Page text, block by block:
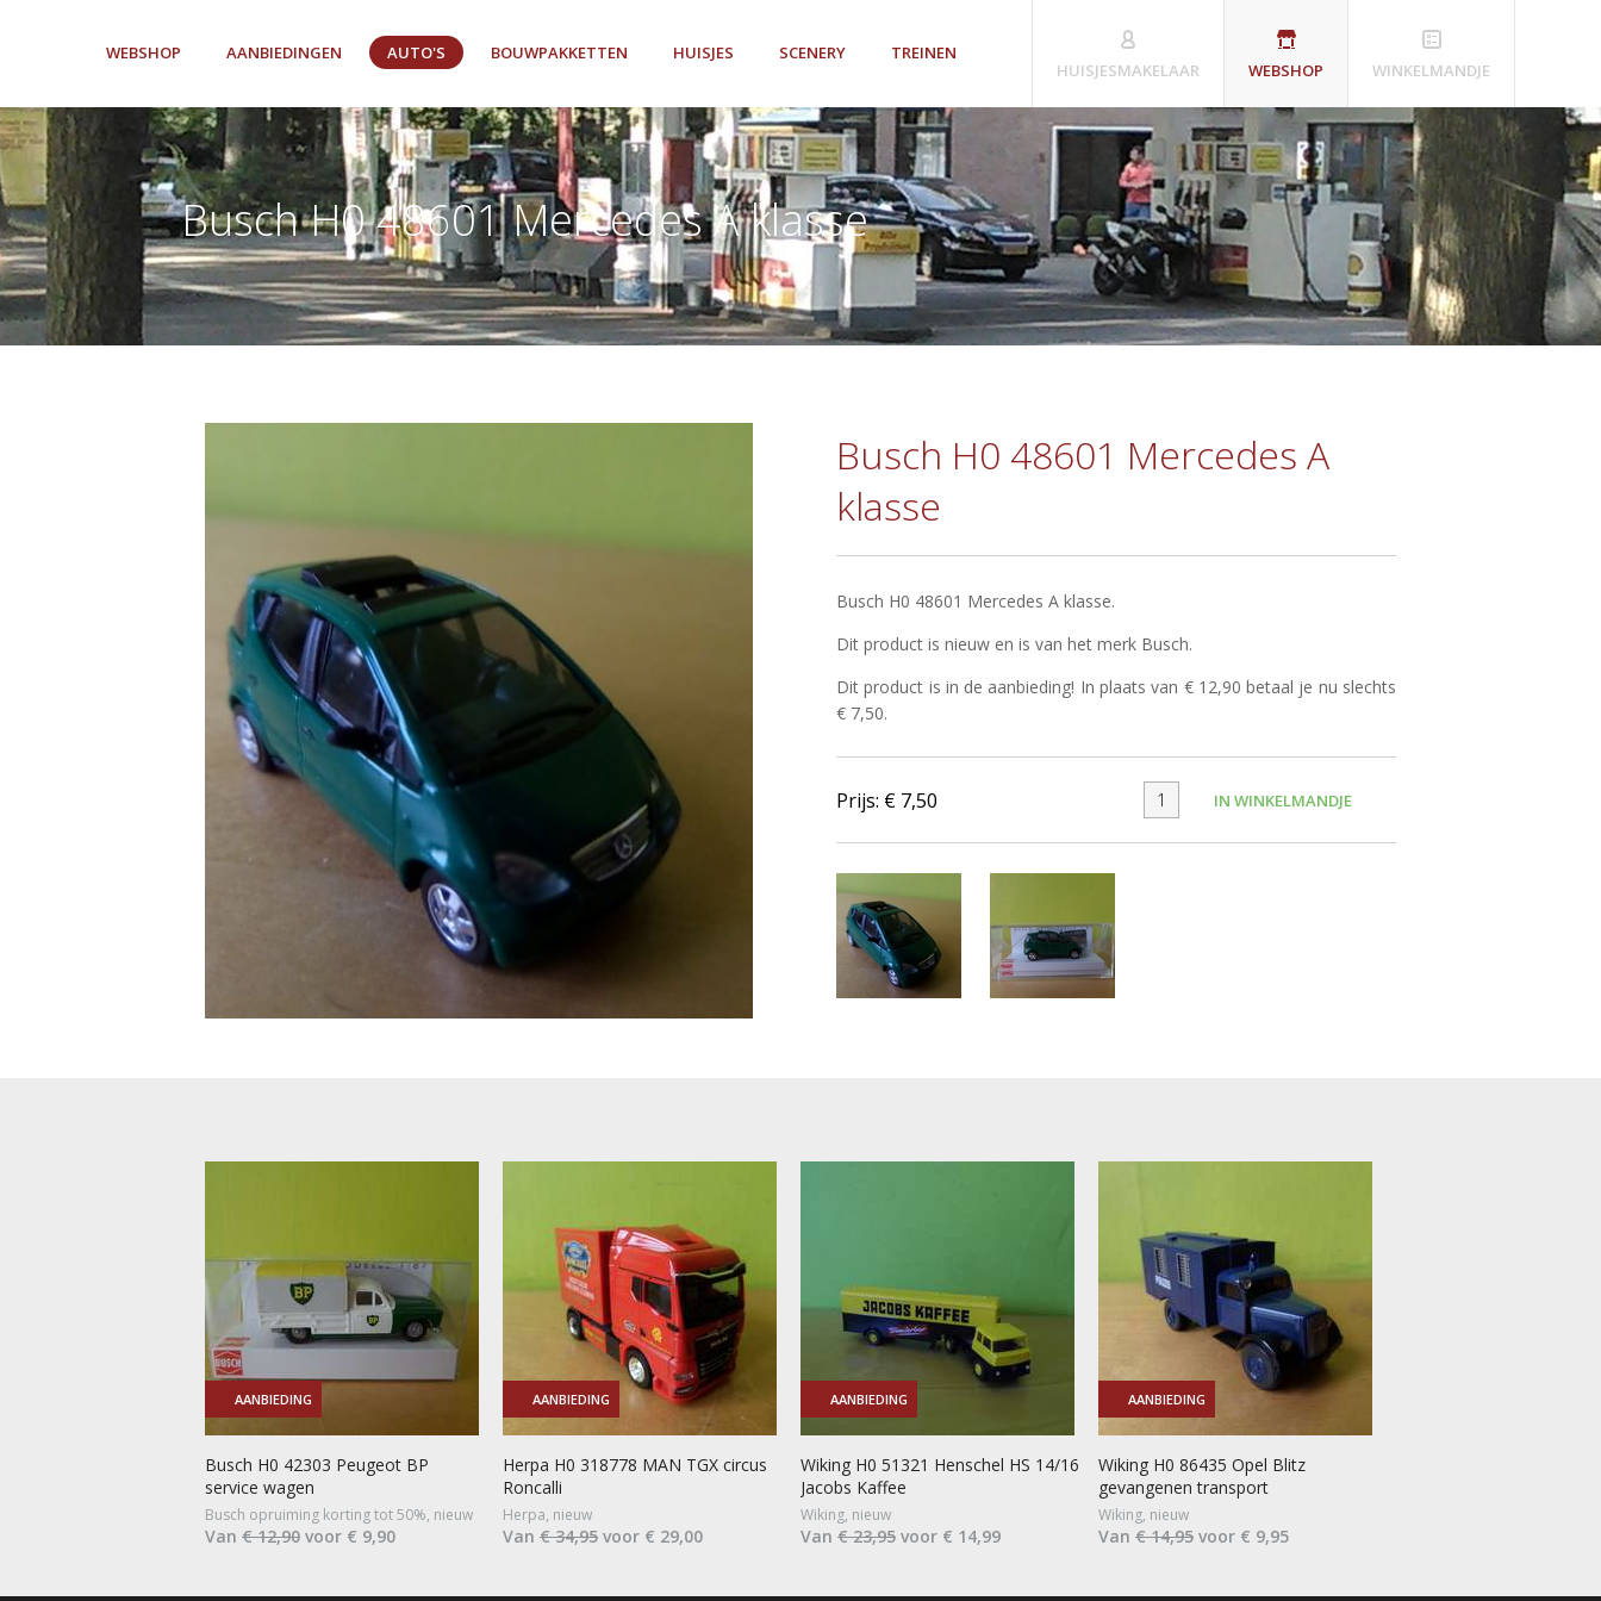
WEBSHOP AANBIEDINGEN AUTO'S BOUWPAKKETTEN HUISJES SCENERY
TREINEN
HUISJESMAKELAAR
WEBSHOP WINKELMANDJE
Busch H0 48601 Mercedes A klasse
Busch H0 48601 Mercedes A
klasse
Busch H0 48601 Mercedes A klasse.
Dit product is nieuw en is van het merk Busch.
Dit product is in de aanbieding! In plaats van € 12,90 betaal je nu slechts
€ 7,50.
Prijs: € 7,50 IN WINKELMANDJE
AANBIEDING
Busch H0 42303 Peugeot BP
service wagen
Busch opruiming korting tot 50%, nieuw
Van € 12,90 voor € 9,90
AANBIEDING
Herpa H0 318778 MAN TGX circus
Roncalli
Herpa, nieuw
Van € 34,95 voor € 29,00
AANBIEDING
Wiking H0 51321 Henschel HS 14/16
Jacobs Kaffee
Wiking, nieuw
Van € 23,95 voor € 14,99
AANBIEDING
Wiking H0 86435 Opel Blitz
gevangenen transport
Wiking, nieuw
Van € 14,95 voor € 9,95